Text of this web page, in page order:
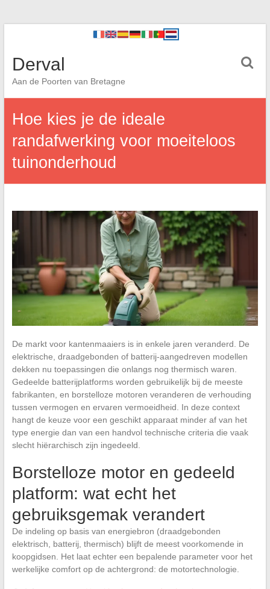
Derval
Aan de Poorten van Bretagne
Hoe kies je de ideale
randafwerking voor moeiteloos
tuinonderhoud
De markt voor kantenmaaiers is in enkele jaren veranderd. De
elektrische, draadgebonden of batterij-aangedreven modellen
dekken nu toepassingen die onlangs nog thermisch waren.
Gedeelde batterijplatforms worden gebruikelijk bij de meeste
fabrikanten, en borstelloze motoren veranderen de verhouding
tussen vermogen en ervaren vermoeidheid. In deze context
hangt de keuze voor een geschikt apparaat minder af van het
type energie dan van een handvol technische criteria die vaak
slecht hiërarchisch zijn ingedeeld.
Borstelloze motor en gedeeld
platform: wat echt het
gebruiksgemak verandert
De indeling op basis van energiebron (draadgebonden
elektrisch, batterij, thermisch) blijft de meest voorkomende in
koopgidsen. Het laat echter een bepalende parameter voor het
werkelijke comfort op de achtergrond: de motortechnologie.